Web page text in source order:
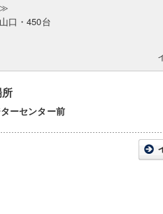
口・450台
ーセンター前